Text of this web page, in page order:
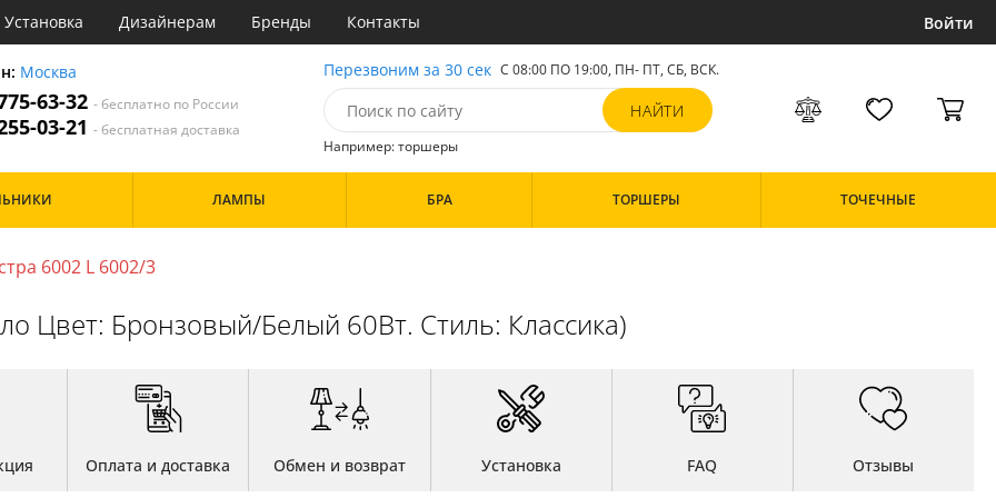
Установка Дизайнерам Бренды Контакты Войти
Москва
63-32- бесплатно по России
03-21- бесплатная доставка
Перезвоним за 30 сек С 08:00 ПО 19:00, ПН- ПТ, СБ, ВСК.
Например: торшеры
Золото
Дизайн/Форма
Шары
ЛАМПЫ БРА ТОРШЕРЫ ТОЧЕЧНЫЕ
6002 L 6002/3
Цвет: Бронзовый/Белый 60Вт. Стиль: Классика)
Оплата и доставка Обмен и возврат Установка FAQ Отзывы